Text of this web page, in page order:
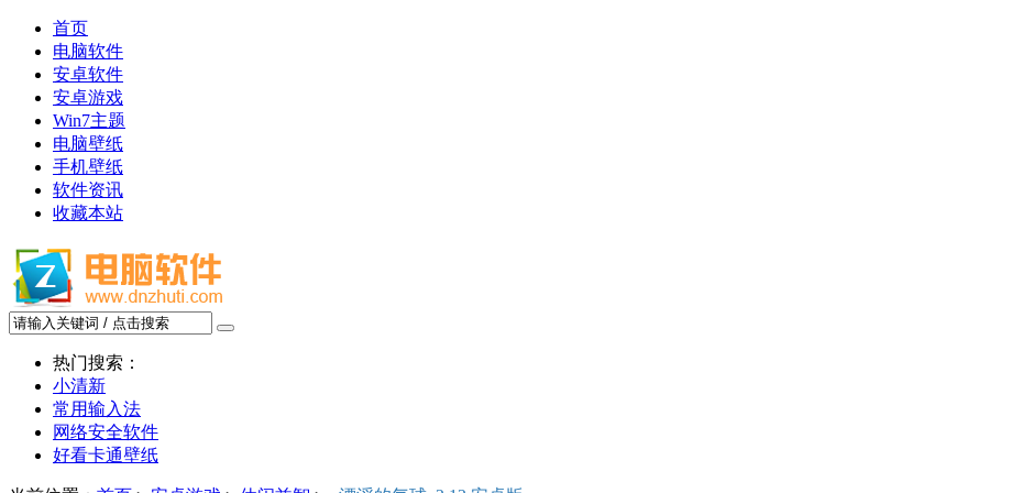
首页
电脑软件
安卓软件
安卓游戏
Win7主题
电脑壁纸
手机壁纸
软件资讯
收藏本站
热门搜索：
小清新
常用输入法
网络安全软件
好看卡通壁纸